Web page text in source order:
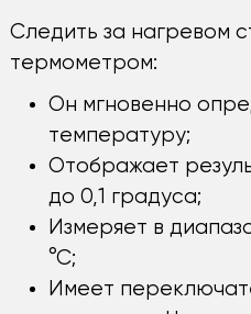
Следить за нагревом
термометром:
Он мгновенно
температуру;
Отображает
до 0,1 градуса;
Измеряет в
°С;
Имеет